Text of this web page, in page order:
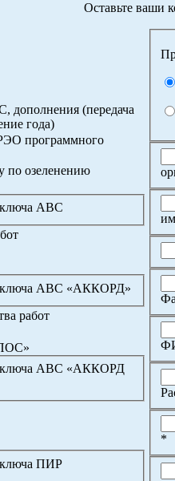
Оставьте ваши
дополнения (передача
года)
программного
по озеленению
АВС
ключа АВС «АККОРД»
работ
ключа АВС «АККОРД
ПИР
*